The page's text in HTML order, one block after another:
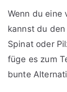
Wenn du eine
kannst du
Spinat oder
füge es zum
bunte